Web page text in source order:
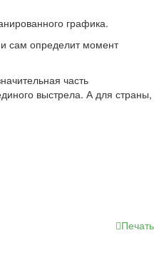
графика.
сам определит момент
часть
выстрела. А для страны,
Печать